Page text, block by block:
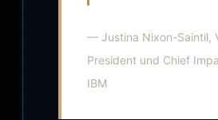
— Justina Nixon-Saintil,
President und Chief
IBM